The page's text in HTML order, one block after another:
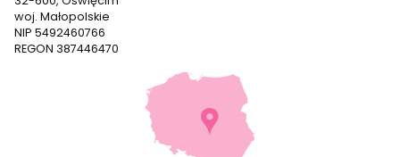
woj. Małopolskie
NIP 5492460766
REGON 387446470